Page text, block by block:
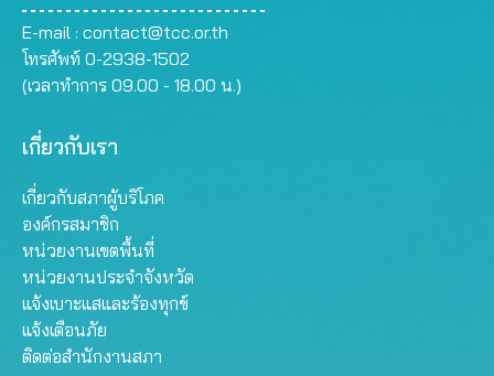
E-mail : contact@tcc.or.th
โทรศัพท์ 0-2938-1502
(เวลาทำการ 09.00 - 18.00 น.)
เกี่ยวกับเรา
เกี่ยวกับสภาผู้บริโภค
องค์กรสมาชิก
หน่วยงานเขตพื้นที่
หน่วยงานประจำจังหวัด
แจ้งเบาะแสและร้องทุกข์
แจ้งเตือนภัย
ติดต่อสำนักงานสภา